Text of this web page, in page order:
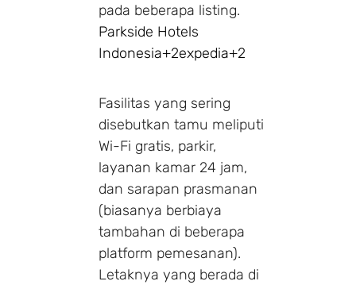
pada beberapa listing.
Parkside Hotels
Indonesia+2expedia+2
Fasilitas yang sering
disebutkan tamu meliputi
Wi-Fi gratis, parkir,
layanan kamar 24 jam,
dan sarapan prasmanan
(biasanya berbiaya
tambahan di beberapa
platform pemesanan).
Letaknya yang berada di